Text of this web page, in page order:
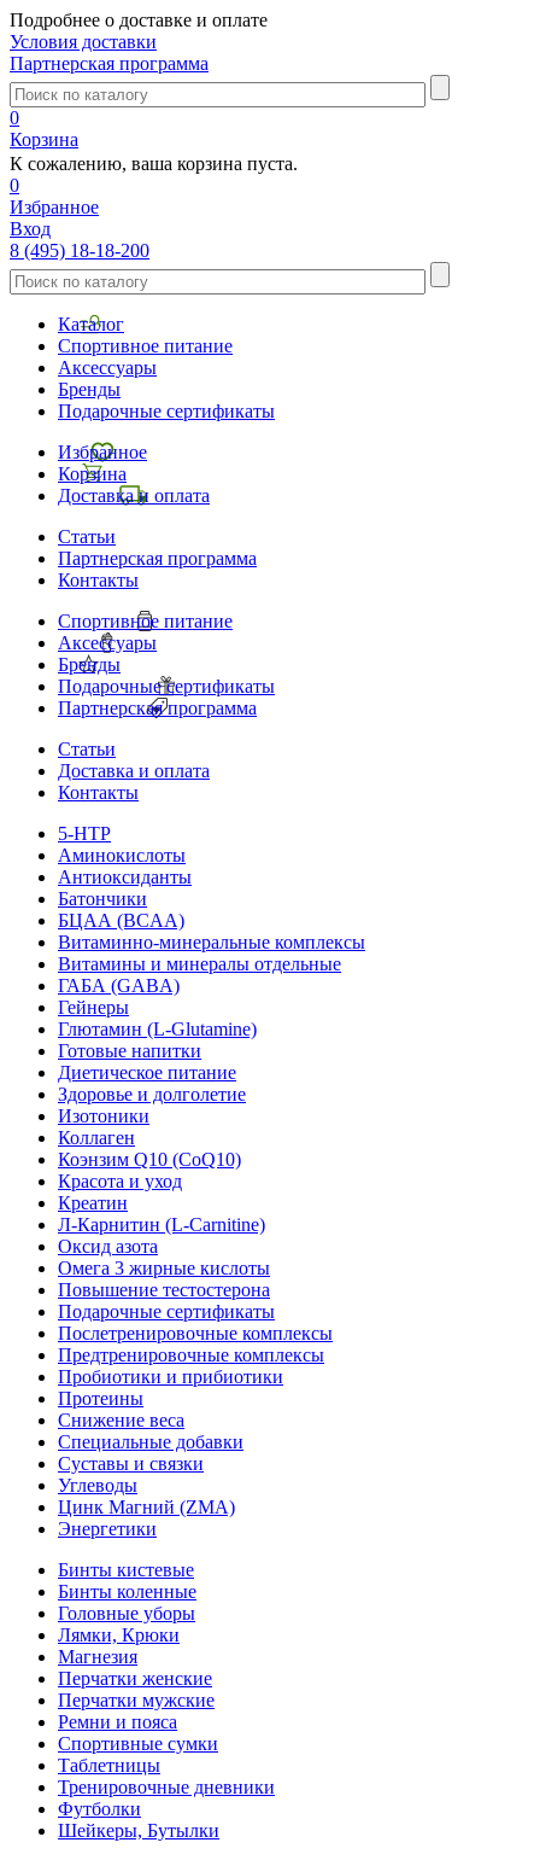
Подробнее о доставке и оплате
Условия доставки
Партнерская программа
0
Корзина
К сожалению, ваша корзина пуста.
0
Избранное
Вход
8 (495) 18-18-200
Каталог
Спортивное питание
Аксессуары
Бренды
Подарочные сертификаты
Избранное
Корзина
Доставка и оплата
Статьи
Партнерская программа
Контакты
Спортивное питание
Аксессуары
Бренды
Подарочные сертификаты
Партнерская программа
Статьи
Доставка и оплата
Контакты
5-HTP
Аминокислоты
Антиоксиданты
Батончики
БЦАА (BCAA)
Витаминно-минеральные комплексы
Витамины и минералы отдельные
ГАБА (GABA)
Гейнеры
Глютамин (L-Glutamine)
Готовые напитки
Диетическое питание
Здоровье и долголетие
Изотоники
Коллаген
Коэнзим Q10 (CoQ10)
Красота и уход
Креатин
Л-Карнитин (L-Сarnitine)
Оксид азота
Омега 3 жирные кислоты
Повышение тестостерона
Подарочные сертификаты
Послетренировочные комплексы
Предтренировочные комплексы
Пробиотики и прибиотики
Протеины
Снижение веса
Специальные добавки
Суставы и связки
Углеводы
Цинк Магний (ZMA)
Энергетики
Бинты кистевые
Бинты коленные
Головные уборы
Лямки, Крюки
Магнезия
Перчатки женские
Перчатки мужские
Ремни и пояса
Спортивные сумки
Таблетницы
Тренировочные дневники
Футболки
Шейкеры, Бутылки